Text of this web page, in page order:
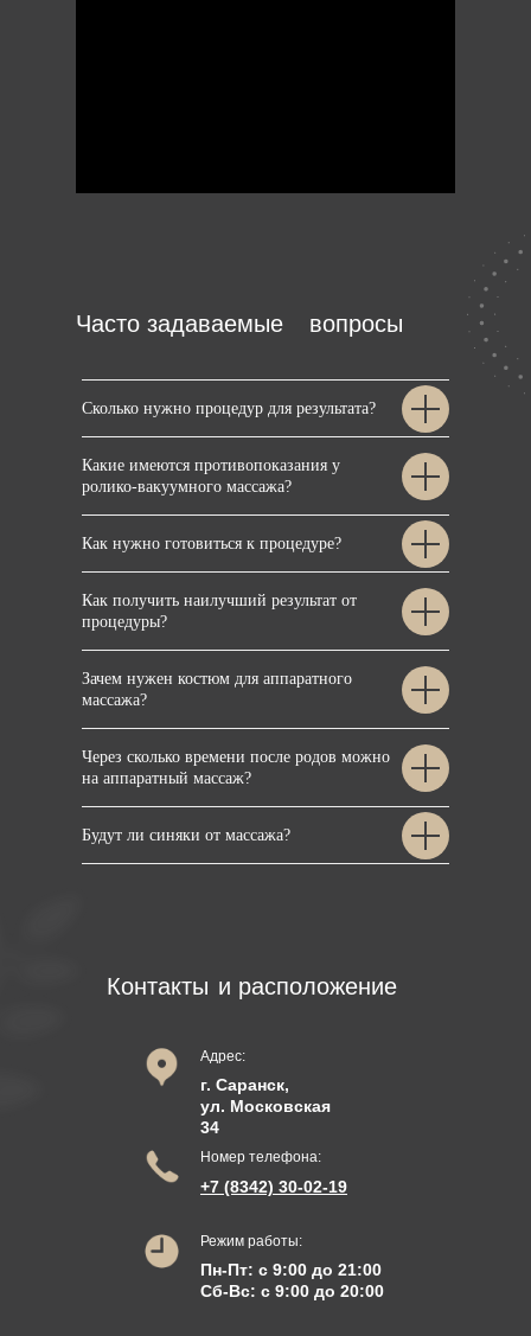
Часто задаваемые вопросы
Сколько нужно процедур для результата?
Какие имеются противопоказания у
ролико-вакуумного массажа?
Как нужно готовиться к процедуре?
Как получить наилучший результат от
процедуры?
Зачем нужен костюм для аппаратного
массажа?
Через сколько времени после родов можно
на аппаратный массаж?
Будут ли синяки от массажа?
Номер телефона:
+7 (8342) 30-02-19
Режим работы:
Пн-Пт: с 9:00 до 21:00
Сб-Вс: с 9:00 до 20:00
г. Саранск,
ул. Московская
34
Адрес:
Контакты и расположение